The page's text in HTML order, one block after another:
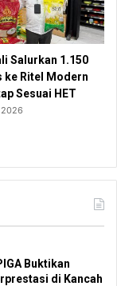
Salurkan 1.150
ke Ritel Modern
Sesuai HET
Buktikan
di Kancah